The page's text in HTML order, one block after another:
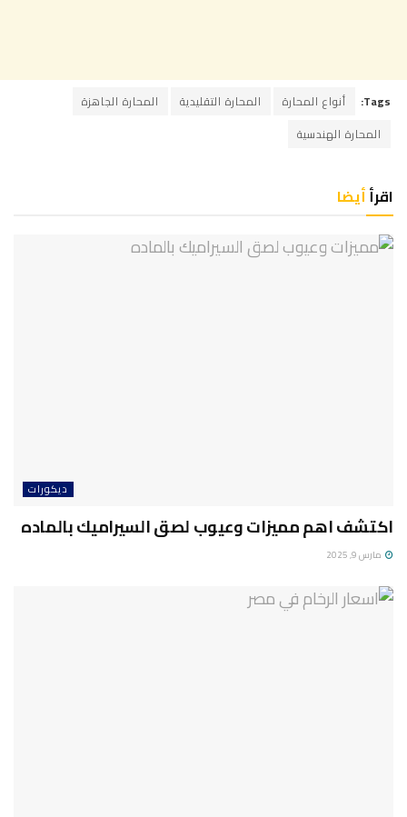
Tags: أنواع المحارة المحارة التقليدية
المحارة الجاهزة
المحارة الهندسية
اقرأأيضا
ديكورات
اكتشف اهم مميزات وعيوب لصق السيراميك بالماده
مارس 9, 2025